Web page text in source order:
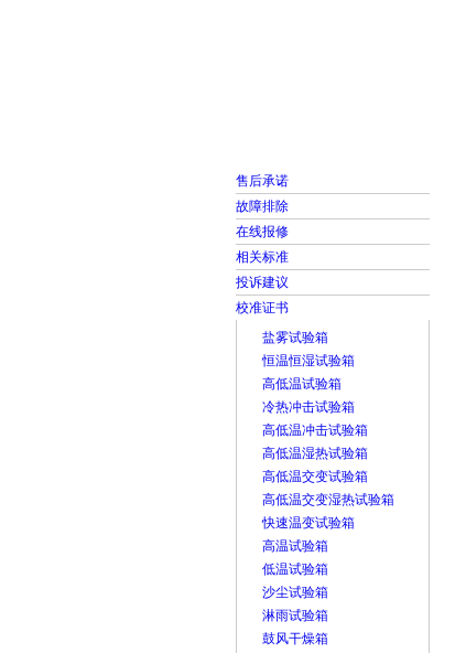
售后承诺
故障排除
在线报修
相关标准
投诉建议
校准证书
盐雾试验箱
恒温恒湿试验箱
高低温试验箱
冷热冲击试验箱
高低温冲击试验箱
高低温湿热试验箱
高低温交变试验箱
高低温交变湿热试验箱
快速温变试验箱
高温试验箱
低温试验箱
沙尘试验箱
淋雨试验箱
鼓风干燥箱